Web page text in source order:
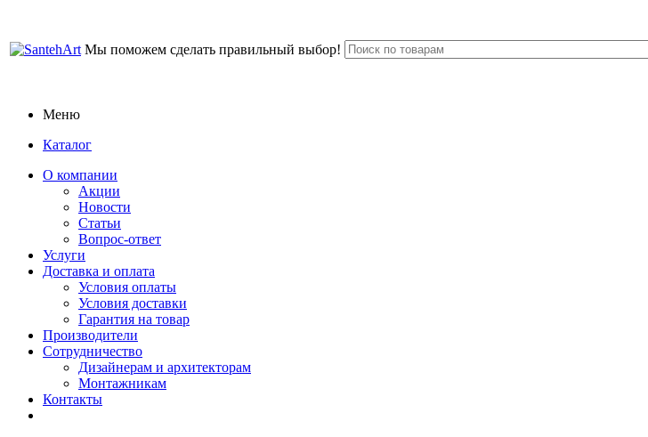
Мы поможем сделать правильный выбор!
Меню
Каталог
О компании
Акции
Новости
Статьи
Вопрос-ответ
Услуги
Доставка и оплата
Условия оплаты
Условия доставки
Гарантия на товар
Производители
Сотрудничество
Дизайнерам и архитекторам
Монтажникам
Контакты